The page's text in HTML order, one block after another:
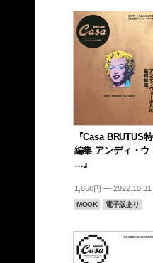
『Casa BRUTUS
編集 アンディ・ウ
…』
1,650円 — 2022.10.31
MOOK 電子版あり